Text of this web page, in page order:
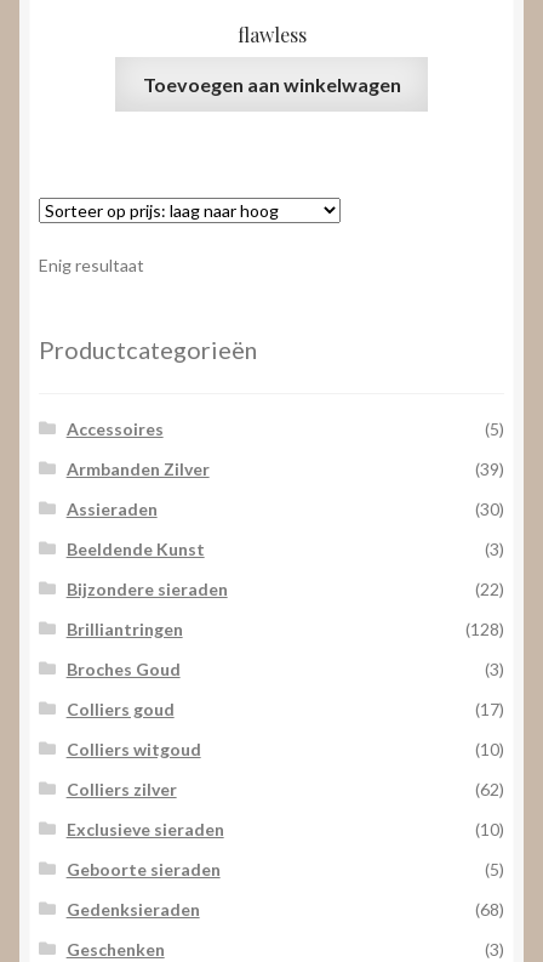
flawless
Toevoegen aan winkelwagen
Enig resultaat
Productcategorieën
Accessoires
(5)
Armbanden Zilver
(39)
Assieraden
(30)
Beeldende Kunst
(3)
Bijzondere sieraden
(22)
Brilliantringen
(128)
Broches Goud
(3)
Colliers goud
(17)
Colliers witgoud
(10)
Colliers zilver
(62)
Exclusieve sieraden
(10)
Geboorte sieraden
(5)
Gedenksieraden
(68)
Geschenken
(3)